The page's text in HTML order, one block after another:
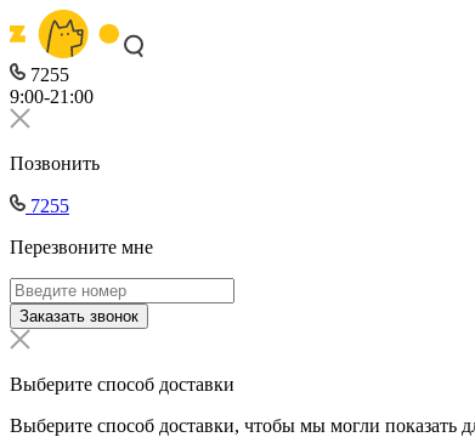
7255
9:00-21:00
Позвонить
7255
Перезвоните мне
Заказать звонок
Выберите способ доставки
Выберите способ доставки, чтобы мы могли показать